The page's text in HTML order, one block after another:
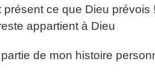
ce que Dieu prévois
appartient à Dieu
de mon histoire